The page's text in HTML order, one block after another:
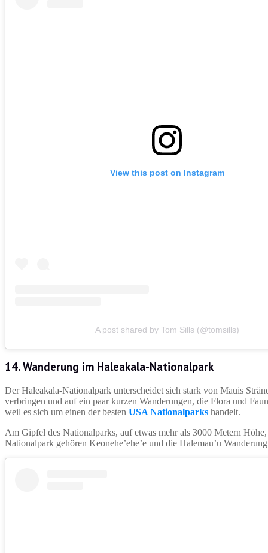
View this post on Instagram
A post shared by Tom Sills (@tomsills)
14. Wanderung im Haleakala-Nationalpark
Der Haleakala-Nationalpark unterscheidet sich stark von Mauis
verbringen und auf ein paar kurzen Wanderungen, die Flora und
weil es sich um einen der besten USA Nationalparks handelt.
Am Gipfel des Nationalparks, auf etwas mehr als 3000 Metern
Nationalpark gehören Keonehe’ehe’e und die Halemau’u